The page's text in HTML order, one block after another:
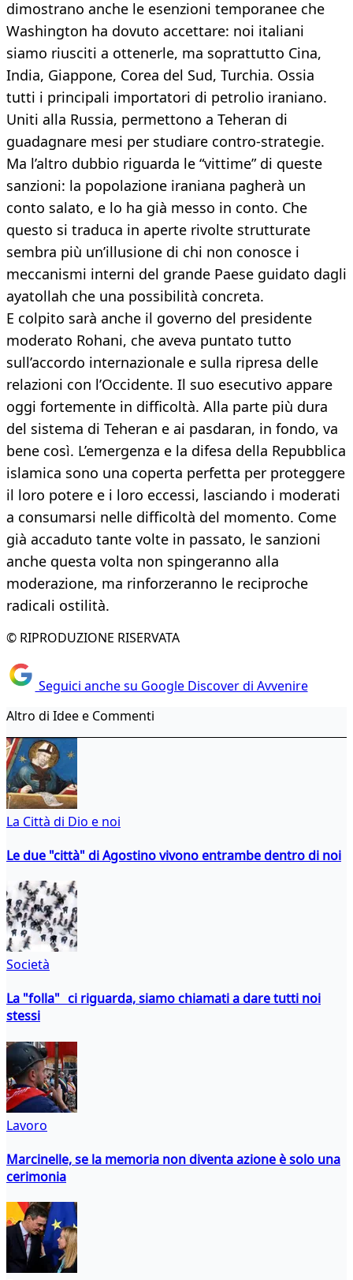
dimostrano anche le esenzioni temporanee che
Washington ha dovuto accettare: noi italiani
siamo riusciti a ottenerle, ma soprattutto Cina,
India, Giappone, Corea del Sud, Turchia. Ossia
tutti i principali importatori di petrolio iraniano.
Uniti alla Russia, permettono a Teheran di
guadagnare mesi per studiare contro-strategie.
Ma l’altro dubbio riguarda le “vittime” di queste
sanzioni: la popolazione iraniana pagherà un
conto salato, e lo ha già messo in conto. Che
questo si traduca in aperte rivolte strutturate
sembra più un’illusione di chi non conosce i
meccanismi interni del grande Paese guidato dagli
ayatollah che una possibilità concreta.
E colpito sarà anche il governo del presidente
moderato Rohani, che aveva puntato tutto
sull’accordo internazionale e sulla ripresa delle
relazioni con l’Occidente. Il suo esecutivo appare
oggi fortemente in difficoltà. Alla parte più dura
del sistema di Teheran e ai pasdaran, in fondo, va
bene così. L’emergenza e la difesa della Repubblica
islamica sono una coperta perfetta per proteggere
il loro potere e i loro eccessi, lasciando i moderati
a consumarsi nelle difficoltà del momento. Come
già accaduto tante volte in passato, le sanzioni
anche questa volta non spingeranno alla
moderazione, ma rinforzeranno le reciproche
radicali ostilità.
© RIPRODUZIONE RISERVATA
Seguici anche su Google Discover di Avvenire
Altro di Idee e Commenti
La Città di Dio e noi
Le due "città" di Agostino vivono entrambe dentro di noi
Società
La "folla" ci riguarda, siamo chiamati a dare tutti noi
stessi
Lavoro
Marcinelle, se la memoria non diventa azione è solo una
cerimonia